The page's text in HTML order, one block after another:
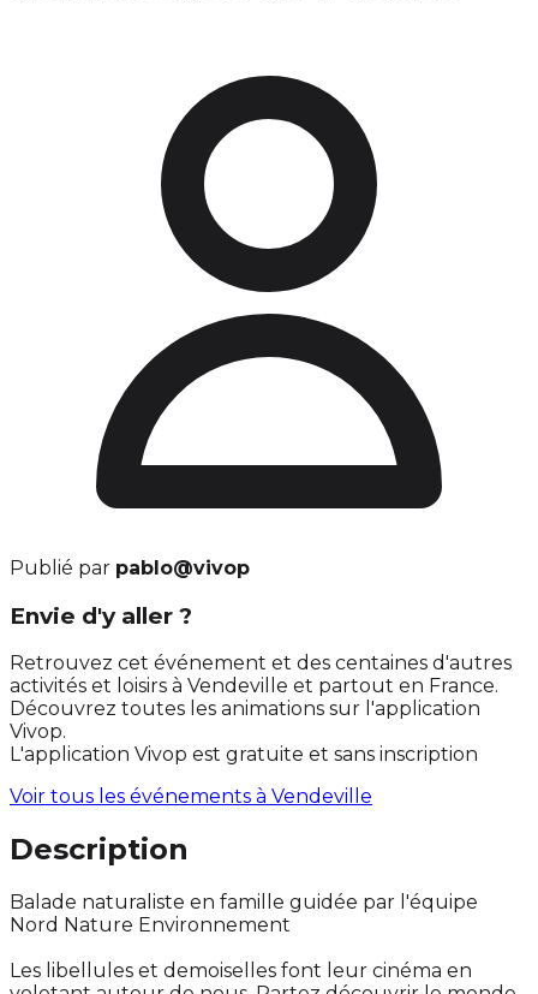
Publié par pablo@vivop
Envie d'y aller ?
Retrouvez cet événement et des centaines d'autres
activités et loisirs à Vendeville et partout en France.
Découvrez toutes les animations sur l'application
Vivop.
L'application Vivop est gratuite et sans inscription
Voir tous les événements à Vendeville
Description
Balade naturaliste en famille guidée par l'équipe
Nord Nature Environnement
Les libellules et demoiselles font leur cinéma en